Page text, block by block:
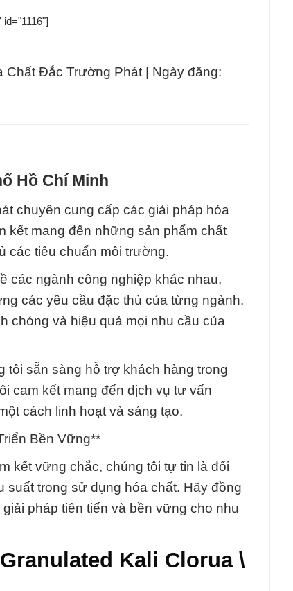
Chất Đắc Trường Phát | Ngày đăng:
Hồ Chí Minh
chuyên cung cấp các giải pháp hóa
kết mang đến những sản phẩm chất
các tiêu chuẩn môi trường.
các ngành công nghiệp khác nhau,
các yêu cầu đặc thù của từng ngành.
chóng và hiệu quả mọi nhu cầu của
tôi sẵn sàng hỗ trợ khách hàng trong
cam kết mang đến dịch vụ tư vấn
cách linh hoạt và sáng tạo.
Bền Vững**
kết vững chắc, chúng tôi tự tin là đối
suất trong sử dụng hóa chất. Hãy đồng
pháp tiên tiến và bền vững cho nhu
Kali Clorua \